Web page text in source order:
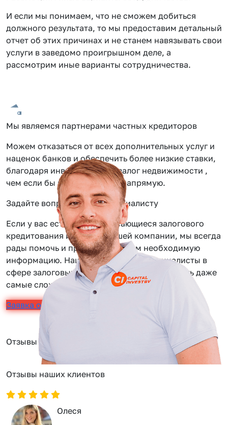
И если мы понимаем, что не сможем добиться
должного результата, то мы предоставим детальный
отчет об этих причинах и не станем навязывать свои
услуги в заведомо проигрышном деле, а
рассмотрим иные варианты сотрудничества.
Мы являемся партнерами частных кредиторов
Можем отказаться от всех дополнительных услуг и
наценок банков и обеспечить более низкие ставки,
благодаря инвестиции под залог недвижимости ,
чем если бы вы обращались напрямую.
Задайте вопрос нашему специалисту
Если у вас есть вопросы касающиеся залогового
кредитования или услуг нашей компании, мы всегда
рады помочь и предоставить вам необходимую
информацию. Наши сотрудники — специалисты в
сфере залоговых займов, помогут вам решить даже
самые сложные задачи.
Заявка онлайн
Отзывы
Отзывы наших клиентов
Олеся